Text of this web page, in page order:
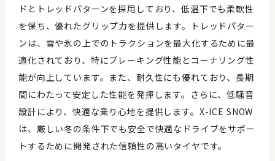
ドとトレッドパターンを採用しており、低温下でも柔軟性
を保ち、優れたグリップ力を提供します。トレッドパター
ンは、雪や氷の上でのトラクションを最大化するために最
適化されており、特にブレーキング性能とコーナリング性
能が向上しています。また、耐久性にも優れており、長期
間にわたって安定した性能を発揮します。さらに、低騒音
設計により、快適な乗り心地を提供します。X-ICE SNOW
は、厳しい冬の条件下でも安全で快適なドライブをサポー
トするために開発された信頼性の高いタイヤです。